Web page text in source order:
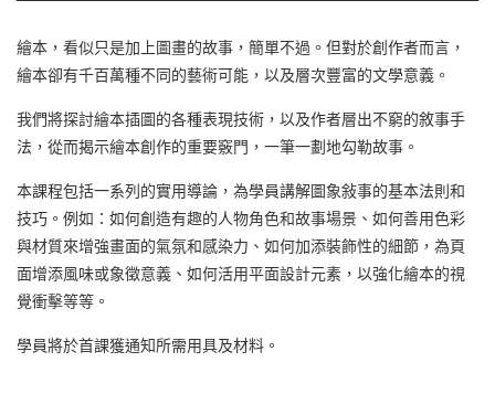
繪本，看似只是加上圖畫的故事，簡單不過。但對於創作者而言，
繪本卻有千百萬種不同的藝術可能，以及層次豐富的文學意義。
我們將探討繪本插圖的各種表現技術，以及作者層出不窮的敘事手
法，從而揭示繪本創作的重要竅門，一筆一劃地勾勒故事。
本課程包括一系列的實用導論，為學員講解圖象敍事的基本法則和
技巧。例如：如何創造有趣的人物角色和故事場景、如何善用色彩
與材質來增強畫面的氣氛和感染力、如何加添裝飾性的細節，為頁
面增添風味或象徵意義、如何活用平面設計元素，以強化繪本的視
覺衝擊等等。
學員將於首課獲通知所需用具及材料。